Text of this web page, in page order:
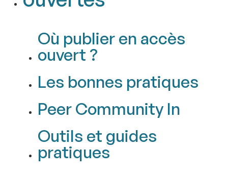
Où publier en accès
ouvert ?
Les bonnes pratiques
Peer Community In
Outils et guides
pratiques